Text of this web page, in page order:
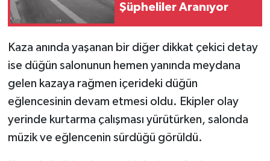
Şüpheliler Aranıyor
Kaza anında yaşanan bir diğer dikkat çekici detay
ise düğün salonunun hemen yanında meydana
gelen kazaya rağmen içerideki düğün
eğlencesinin devam etmesi oldu. Ekipler olay
yerinde kurtarma çalışması yürütürken, salonda
müzik ve eğlencenin sürdüğü görüldü.